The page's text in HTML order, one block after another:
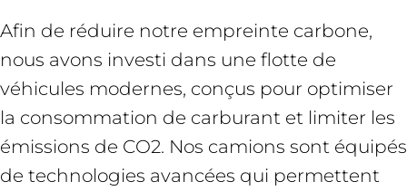
Afin de réduire notre empreinte carbone,
nous avons investi dans une flotte de
véhicules modernes, conçus pour optimiser
la consommation de carburant et limiter les
émissions de CO2. Nos camions sont équipés
de technologies avancées qui permettent